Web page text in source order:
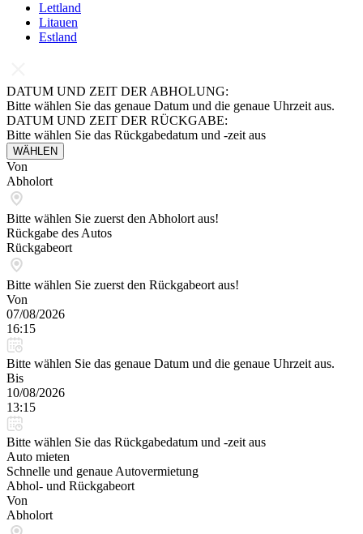
Lettland
Litauen
Estland
DATUM UND ZEIT DER ABHOLUNG:
Bitte wählen Sie das genaue Datum und die genaue Uhrzeit aus.
DATUM UND ZEIT DER RÜCKGABE:
Bitte wählen Sie das Rückgabedatum und -zeit aus
WÄHLEN
Von
Abholort
Bitte wählen Sie zuerst den Abholort aus!
Rückgabe des Autos
Rückgabeort
Bitte wählen Sie zuerst den Rückgabeort aus!
Von
07/08/2026
16:15
Bitte wählen Sie das genaue Datum und die genaue Uhrzeit aus.
Bis
10/08/2026
13:15
Bitte wählen Sie das Rückgabedatum und -zeit aus
Auto mieten
Schnelle und genaue Autovermietung
Abhol- und Rückgabeort
Von
Abholort